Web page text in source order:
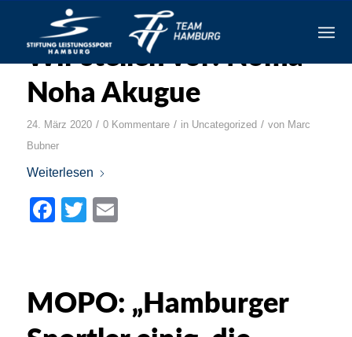
Wir stellen vor: Noma
Noha Akugue
24. März 2020 / 0 Kommentare / in Uncategorized / von Marc
Bubner
Weiterlesen
Facebook
Twitter
MOPO: „Hamburger